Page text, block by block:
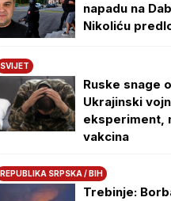
napadu na
Nikoliću
SVIJET
Ruske snage
Ukrajinski
eksperiment,
vakcina
REPUBLIKA SRPSKA / BIH
Trebinje: